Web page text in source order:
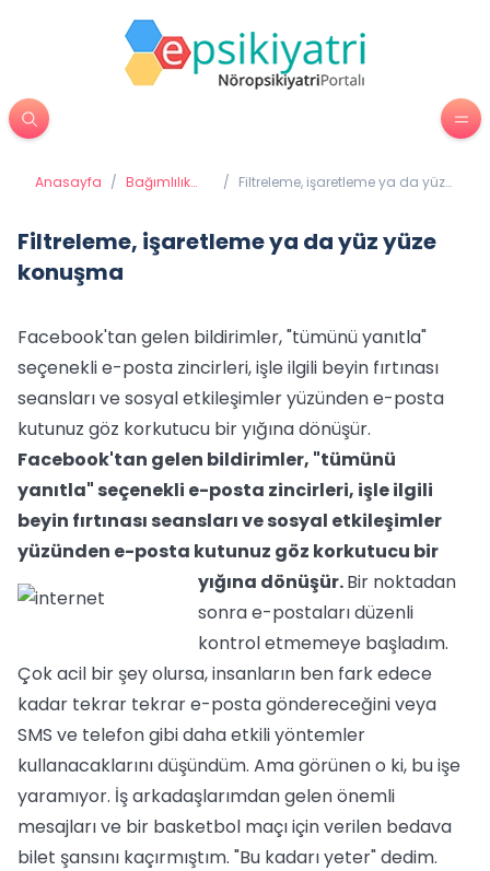
Anasayfa / Bağımlılık
/ Filtreleme, işaretleme ya da yüz
Filtreleme, işaretleme ya da yüz yüze
konuşma
Facebook'tan gelen bildirimler, "tümünü yanıtla"
seçenekli e-posta zincirleri, işle ilgili beyin fırtınası
seansları ve sosyal etkileşimler yüzünden e-posta
kutunuz göz korkutucu bir yığına dönüşür.
Facebook'tan gelen bildirimler, "tümünü
yanıtla" seçenekli e-posta zincirleri, işle ilgili
beyin fırtınası seansları ve sosyal etkileşimler
yüzünden e-posta kutunuz göz korkutucu bir
yığına dönüşür.Bir noktadan
sonra e-postaları düzenli
kontrol etmemeye başladım.
Çok acil bir şey olursa, insanların ben fark edece
kadar tekrar tekrar e-posta göndereceğini veya
SMS ve telefon gibi daha etkili yöntemler
kullanacaklarını düşündüm. Ama görünen o ki, bu işe
yaramıyor. İş arkadaşlarımdan gelen önemli
mesajları ve bir basketbol maçı için verilen bedava
bilet şansını kaçırmıştım. "Bu kadarı yeter" dedim.